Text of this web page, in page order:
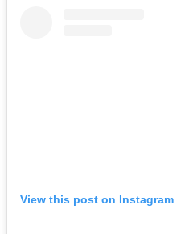
View this post on Instagram